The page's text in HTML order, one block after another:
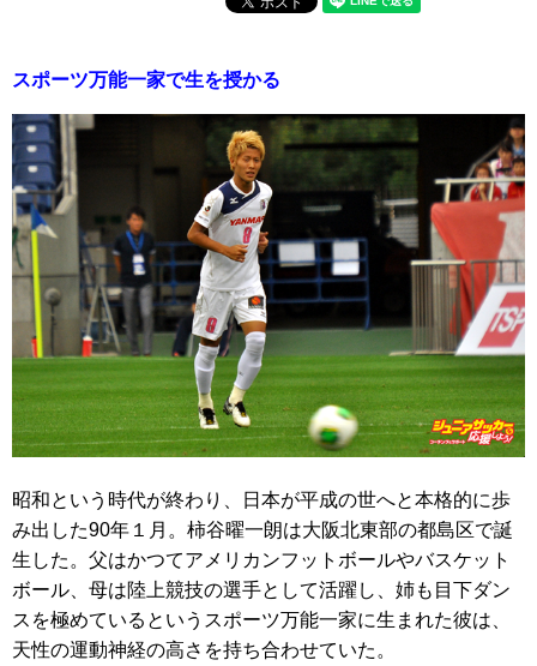
スポーツ万能一家で生を授かる
昭和という時代が終わり、日本が平成の世へと本格的に歩
み出した90年１月。柿谷曜一朗は大阪北東部の都島区で誕
生した。父はかつてアメリカンフットボールやバスケット
ボール、母は陸上競技の選手として活躍し、姉も目下ダン
スを極めているというスポーツ万能一家に生まれた彼は、
天性の運動神経の高さを持ち合わせていた。